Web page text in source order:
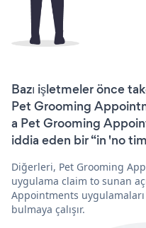
Bazı işletmeler önce
Pet Grooming
a Pet Grooming
iddia eden bir “in 'no
Diğerleri, Pet Grooming
uygulama claim to sunan
Appointments
bulmaya çalışır.